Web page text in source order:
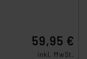
59,95 €
inkl. MwSt.